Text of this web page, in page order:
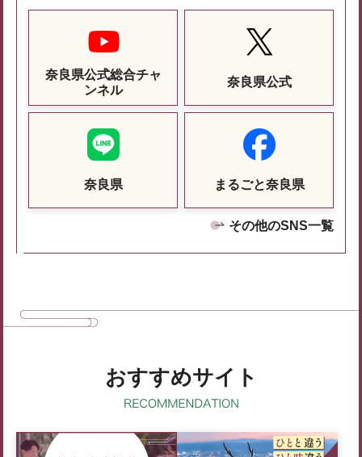
奈良県公式総合チャ
ンネル
奈良県公式
奈良県 まるごと奈良県
その他のSNS一覧
おすすめサイト